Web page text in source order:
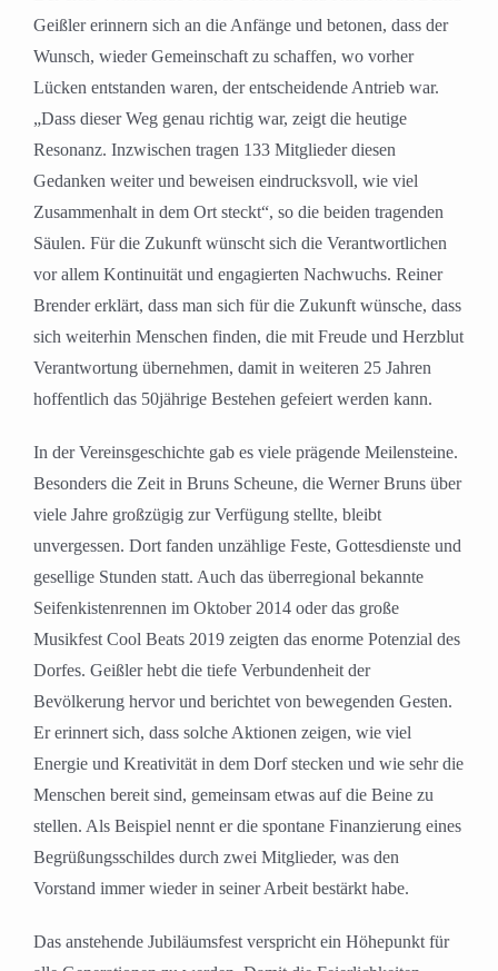
Geißler erinnern sich an die Anfänge und betonen, dass der
Wunsch, wieder Gemeinschaft zu schaffen, wo vorher
Lücken entstanden waren, der entscheidende Antrieb war.
„Dass dieser Weg genau richtig war, zeigt die heutige
Resonanz. Inzwischen tragen 133 Mitglieder diesen
Gedanken weiter und beweisen eindrucksvoll, wie viel
Zusammenhalt in dem Ort steckt“, so die beiden tragenden
Säulen. Für die Zukunft wünscht sich die Verantwortlichen
vor allem Kontinuität und engagierten Nachwuchs. Reiner
Brender erklärt, dass man sich für die Zukunft wünsche, dass
sich weiterhin Menschen finden, die mit Freude und Herzblut
Verantwortung übernehmen, damit in weiteren 25 Jahren
hoffentlich das 50jährige Bestehen gefeiert werden kann.
In der Vereinsgeschichte gab es viele prägende Meilensteine.
Besonders die Zeit in Bruns Scheune, die Werner Bruns über
viele Jahre großzügig zur Verfügung stellte, bleibt
unvergessen. Dort fanden unzählige Feste, Gottesdienste und
gesellige Stunden statt. Auch das überregional bekannte
Seifenkistenrennen im Oktober 2014 oder das große
Musikfest Cool Beats 2019 zeigten das enorme Potenzial des
Dorfes. Geißler hebt die tiefe Verbundenheit der
Bevölkerung hervor und berichtet von bewegenden Gesten.
Er erinnert sich, dass solche Aktionen zeigen, wie viel
Energie und Kreativität in dem Dorf stecken und wie sehr die
Menschen bereit sind, gemeinsam etwas auf die Beine zu
stellen. Als Beispiel nennt er die spontane Finanzierung eines
Begrüßungsschildes durch zwei Mitglieder, was den
Vorstand immer wieder in seiner Arbeit bestärkt habe.
Das anstehende Jubiläumsfest verspricht ein Höhepunkt für